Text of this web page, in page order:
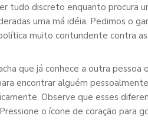
tudo discreto enquanto procura
uma má idéia. Pedimos o
muito contundente contra
que já conhece a outra
encontrar alguém
Observe que esses
o ícone de coração para